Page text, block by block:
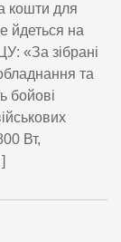
кошти для
йдеться на
«За зібрані
та
бойові
Вт,